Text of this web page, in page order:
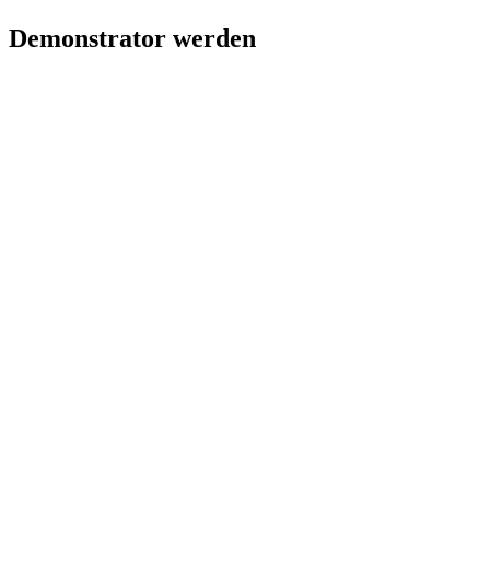
Demonstrator werden